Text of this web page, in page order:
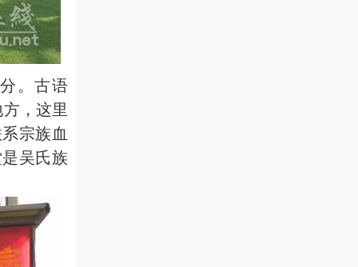
。古语
，这里
宗族血
吴氏族